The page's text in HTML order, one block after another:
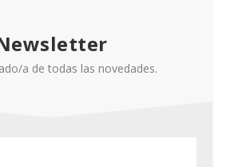
a de todas las novedades.